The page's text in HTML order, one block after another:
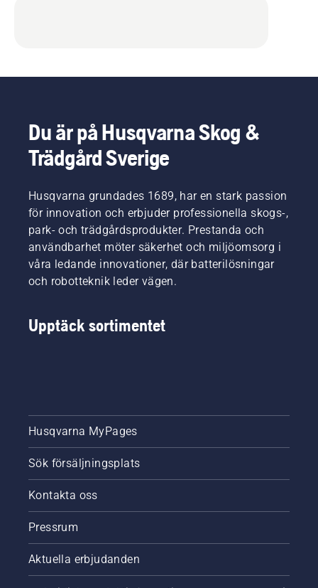
Du är på Husqvarna Skog &
Trädgård Sverige
Husqvarna grundades 1689, har en stark passion
för innovation och erbjuder professionella skogs-,
park- och trädgårdsprodukter. Prestanda och
användbarhet möter säkerhet och miljöomsorg i
våra ledande innovationer, där batterilösningar
och robotteknik leder vägen.
Upptäck sortimentet
Husqvarna MyPages
Sök försäljningsplats
Kontakta oss
Pressrum
Aktuella erbjudanden